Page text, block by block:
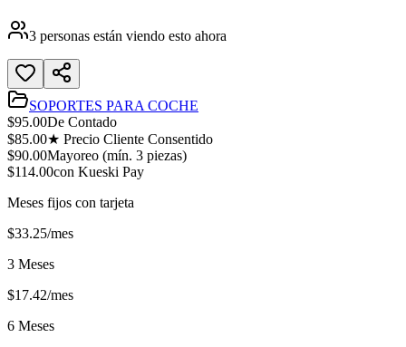
3 personas están viendo esto ahora
SOPORTES PARA COCHE
$95.00De Contado
$85.00★ Precio Cliente Consentido
$90.00Mayoreo (mín. 3 piezas)
$114.00con Kueski Pay
Meses fijos con tarjeta
$33.25/mes
3 Meses
$17.42/mes
6 Meses